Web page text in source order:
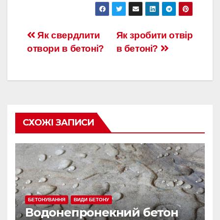
технологія
Навигация
записям
Як зробити отвір
в бетоні?
Як свердлити
отвори в бетоні?
СХОЖІ ЗАПИСИ
БЕТОНУВАННЯ ВИДИ БЕТОНУ
Водонепронекний бетон